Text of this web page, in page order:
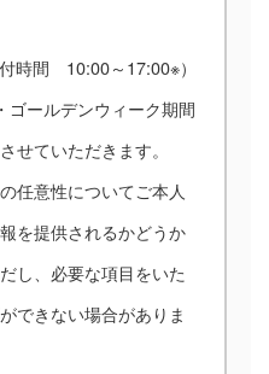
時間 10:00～17:00※）
ゴールデンウィーク期間
せていただきます。
任意性についてご本人
を提供されるかどうか
し、必要な項目をいた
できない場合がありま